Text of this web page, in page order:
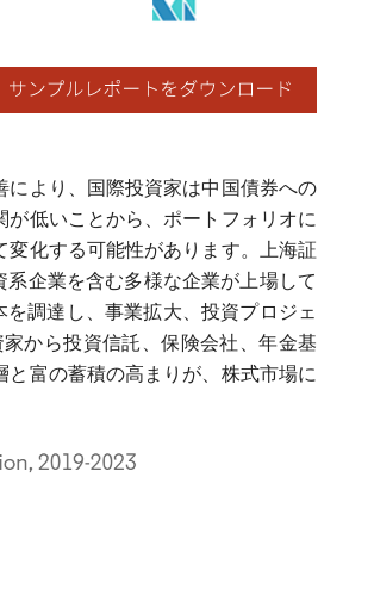
より、国際投資家は中国債券への
低いことから、ポートフォリオに
化する可能性があります。上海証
系企業を含む多様な企業が上場して
調達し、事業拡大、投資プロジェ
から投資信託、保険会社、年金基
富の蓄積の高まりが、株式市場に